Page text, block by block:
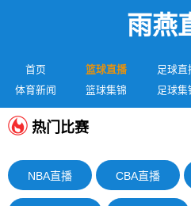
雨燕
首页 篮球直播 足球直
体育新闻
篮球集锦 足球集
热门比赛
NBA直播 CBA直播